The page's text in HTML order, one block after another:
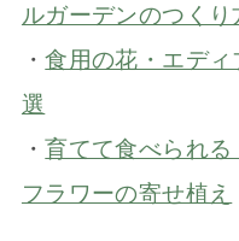
ルガーデンのつくり
・食用の花・エディ
選
・育てて食べられ
フラワーの寄せ植え